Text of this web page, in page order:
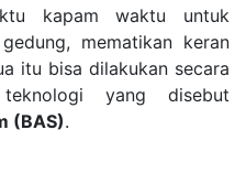
kapam waktu untuk
mematikan keran
itu bisa dilakukan secara
yang disebut
(BAS).